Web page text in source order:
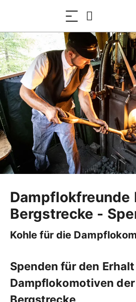
Dampflokfreunde
Bergstrecke -
Kohle für die
Spenden für den
Dampflokomotiven